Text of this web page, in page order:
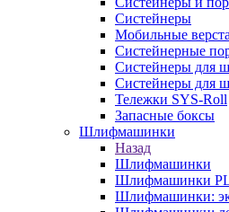
Систейнеры
Мобильные
Систейнерные
Систейнеры для
Систейнеры для
Тележки SYS-Roll
Запасные боксы
Шлифмашинки
Назад
Шлифмашинки
Шлифмашинки
Шлифмашинки: